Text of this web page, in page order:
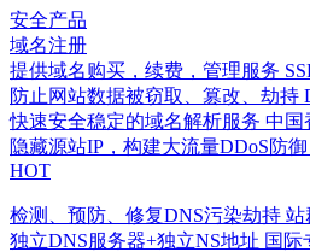
安全产品
域名注册
提供域名购买，续费，管理服务
防止网站数据被窃取、篡改、劫持
快速安全稳定的域名解析服务 中国
隐藏源站IP，构建大流量DDoS防御
HOT
检测、预防、修复DNS污染劫持 站
独立DNS服务器+独立NS地址 国际